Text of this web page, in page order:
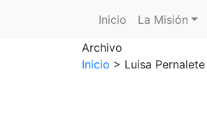
Main Menu
Inicio La Misión
Archivo
Inicio > Luisa Pernalete